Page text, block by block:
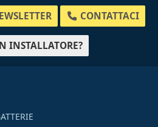
CONTATTACI
INSTALLATORE?